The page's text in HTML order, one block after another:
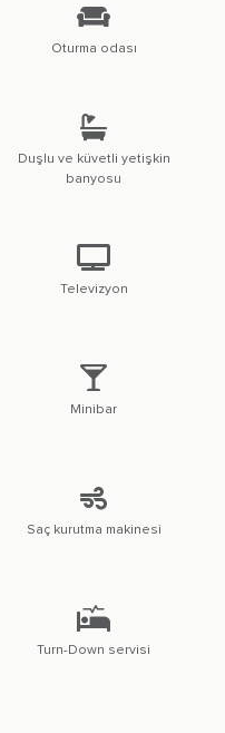
Oturma odası
Duşlu ve küvetli yetişkin
banyosu
Televizyon
Minibar
Saç kurutma makinesi
Turn-Down servisi